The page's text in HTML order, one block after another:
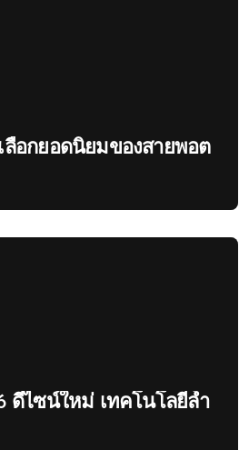
ลือกยอดนิยมของสายพอต
ดีไซน์ใหม่ เทคโนโลยีล้ำ